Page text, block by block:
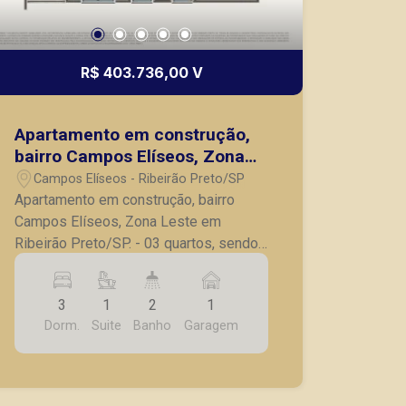
R$ 403.736,00 V
Apartamento em construção,
bairro Campos Elíseos, Zona
Leste de Ribeirão Preto/SP.
Campos Elíseos - Ribeirão Preto/SP
Apartamento em construção, bairro
Campos Elíseos, Zona Leste em
Ribeirão Preto/SP. - 03 quartos, sendo
01 suíte; - Banheiro social; - Sala para 2
ambientes; - Varanda gourmet com
ponto elétrico; - Cozinha com armários;
- Lavanderia; - 01 vaga de garagem.
*Previsão de entrega é para Outubro de
3
Dorm.
1
Suite
2
Banho
1
Garagem